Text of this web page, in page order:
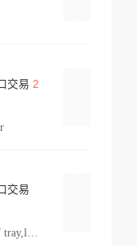
交易 2
交易